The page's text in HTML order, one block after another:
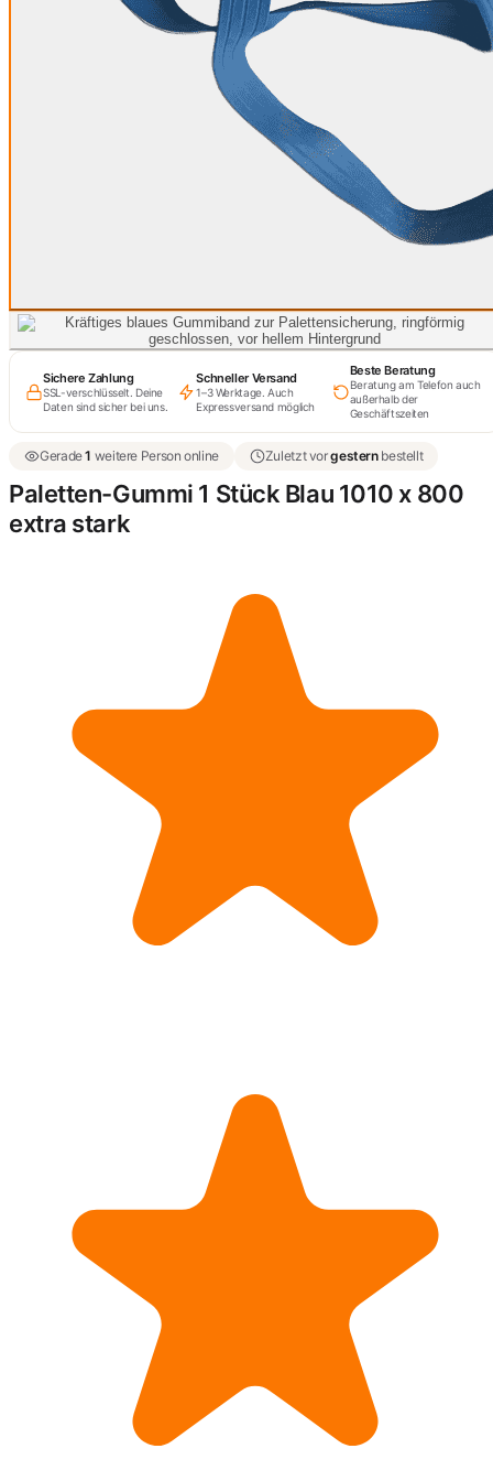
Sichere Zahlung
SSL-verschlüsselt. Deine
Daten sind sicher bei uns.
Schneller Versand
1–3 Werktage. Auch
Expressversand möglich
Beste Beratung
Beratung am Telefon auch
außerhalb der
Geschäftszeiten
Gerade1 weitere Person online Zuletzt vorgesternbestellt
Paletten-Gummi 1 Stück Blau 1010 x 800
extra stark